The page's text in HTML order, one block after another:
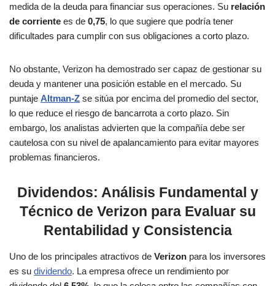
medida de la deuda para financiar sus operaciones. Su relación
de corriente es de 0,75, lo que sugiere que podría tener
dificultades para cumplir con sus obligaciones a corto plazo​.
No obstante, Verizon ha demostrado ser capaz de gestionar su
deuda y mantener una posición estable en el mercado. Su
puntaje Altman-Z se sitúa por encima del promedio del sector,
lo que reduce el riesgo de bancarrota a corto plazo. Sin
embargo, los analistas advierten que la compañía debe ser
cautelosa con su nivel de apalancamiento para evitar mayores
problemas financieros.
Dividendos: Análisis Fundamental y
Técnico de Verizon para Evaluar su
Rentabilidad y Consistencia
Uno de los principales atractivos de Verizon para los inversores
es su dividendo. La empresa ofrece un rendimiento por